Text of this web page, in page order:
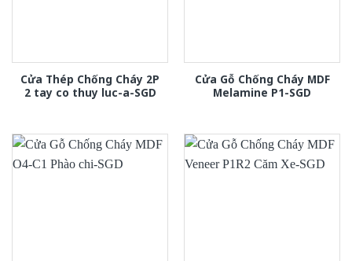
Cửa Thép Chống Cháy 2P
2 tay co thuy luc-a-SGD
Cửa Gỗ Chống Cháy MDF
Melamine P1-SGD